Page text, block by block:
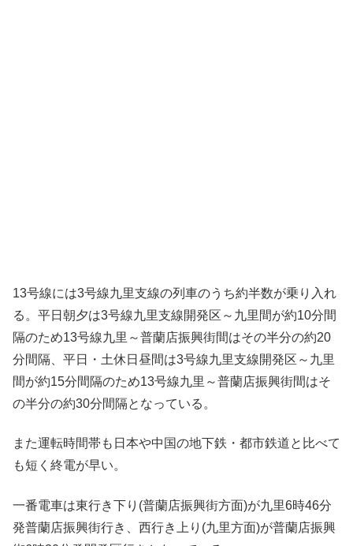
13号線には3号線九里支線の列車のうち約半数が乗り入れ
る。平日朝夕は3号線九里支線開発区～九里間が約10分間
隔のため13号線九里～普蘭店振興街間はその半分の約20
分間隔、平日・土休日昼間は3号線九里支線開発区～九里
間が約15分間隔のため13号線九里～普蘭店振興街間はそ
の半分の約30分間隔となっている。
また運転時間帯も日本や中国の地下鉄・都市鉄道と比べて
も短く終電が早い。
一番電車は東行き下り(普蘭店振興街方面)が九里6時46分
発普蘭店振興街行き、西行き上り(九里方面)が普蘭店振興